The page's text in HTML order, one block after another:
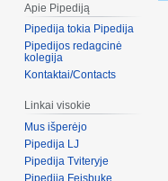
Apie Pipediją
Pipedija tokia Pipedija
Pipedijos redagcinė
kolegija
Kontaktai/Contacts
Linkai visokie
Mus išperėjo
Pipedija LJ
Pipedija Tviteryje
Pipedija Feisbuke